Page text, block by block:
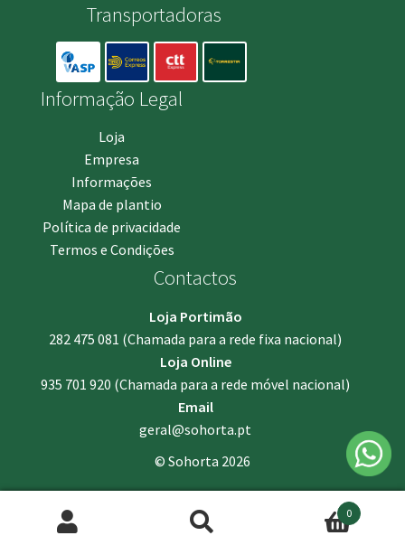
Transportadoras
Informação Legal
Loja
Empresa
Informações
Mapa de plantio
Política de privacidade
Termos e Condições
Contactos
Loja Portimão
282 475 081 (Chamada para a rede fixa nacional)
Loja Online
935 701 920 (Chamada para a rede móvel nacional)
Email
geral@sohorta.pt
© Sohorta 2026
Pesquisar
Pesquisa
0